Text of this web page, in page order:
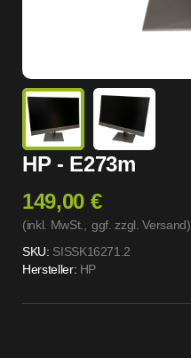
HP - E273m
149,00 €
(inkl. MwSt., ggf. zzgl. Versand)
SKU: SISSK16271.2
Hersteller: HP